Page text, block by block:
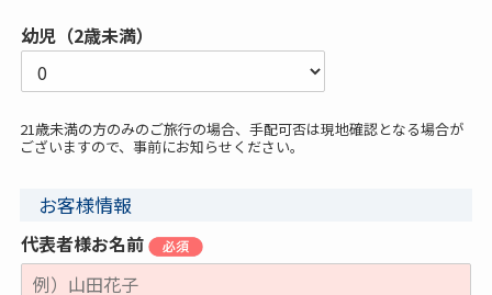
幼児（2歳未満）
21歳未満の方のみのご旅行の場合、手配可否は現地確認となる場合が
ございますので、事前にお知らせください。
お客様情報
代表者様お名前